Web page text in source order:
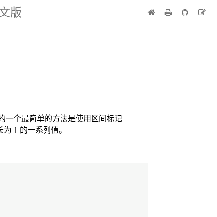
版
一个最简单的方法是使用区间标记
为 1 的一系列值。